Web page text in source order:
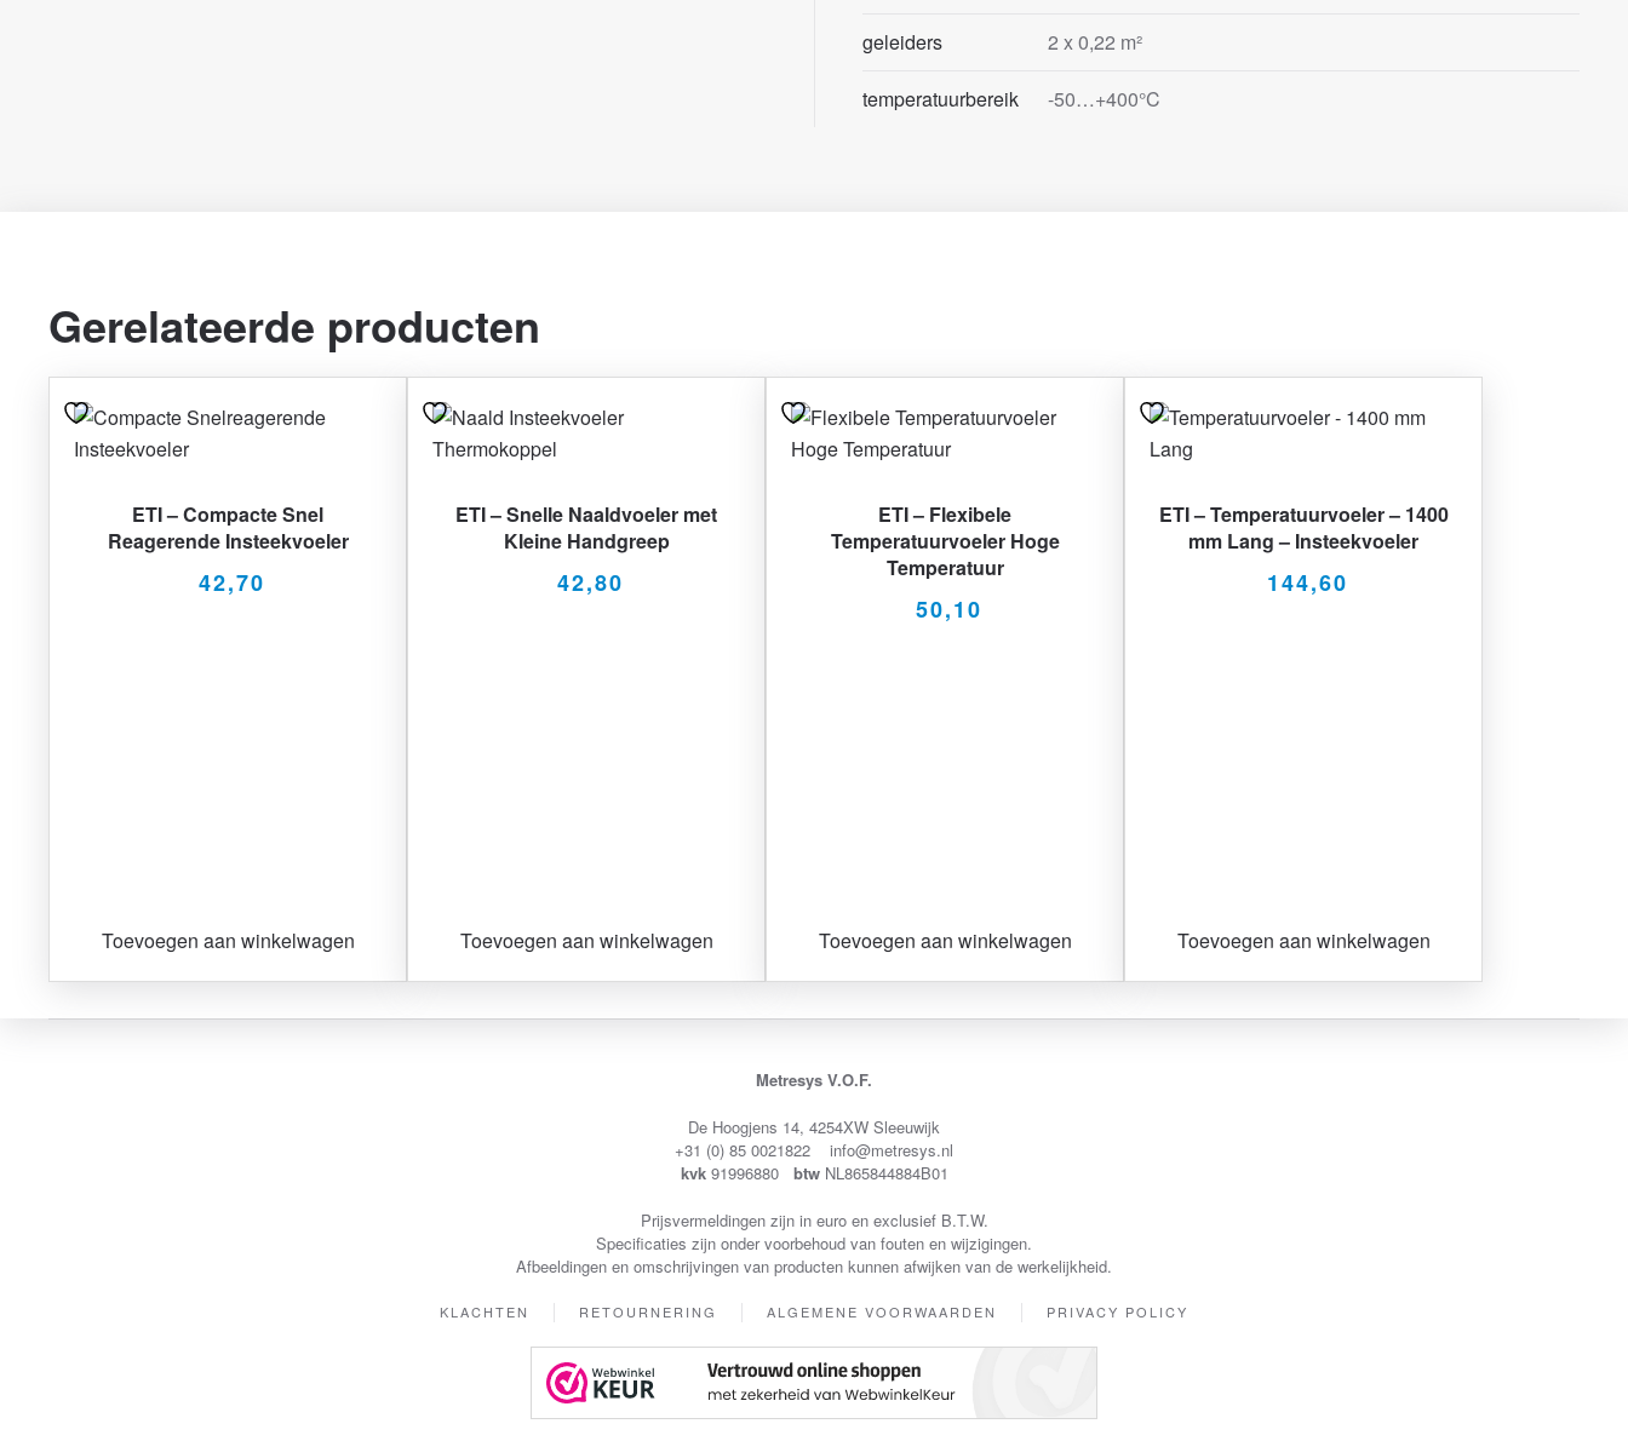
geleiders 2 x 0,22 m²
temperatuurbereik -50…+400°C
Gerelateerde producten
ETI – Compacte Snel
Reagerende Insteekvoeler
42,70
Toevoegen aan winkelwagen
ETI – Snelle Naaldvoeler met
Kleine Handgreep
42,80
Toevoegen aan winkelwagen
ETI – Flexibele
Temperatuurvoeler Hoge
Temperatuur
50,10
Toevoegen aan winkelwagen
ETI – Temperatuurvoeler – 1400
mm Lang – Insteekvoeler
144,60
Toevoegen aan winkelwagen
Metresys V.O.F.
De Hoogjens 14, 4254XW Sleeuwijk
+31 (0) 85 0021822 info@metresys.nl
kvk 91996880 btw NL865844884B01
Prijsvermeldingen zijn in euro en exclusief B.T.W.
Specificaties zijn onder voorbehoud van fouten en wijzigingen.
Afbeeldingen en omschrijvingen van producten kunnen afwijken van de werkelijkheid.
KLACHTEN RETOURNERING ALGEMENE VOORWAARDEN PRIVACY POLICY